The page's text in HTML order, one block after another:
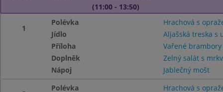
(11:00 - 13:50)
1
Polévka
Hrachová s
Jídlo
Aljašská treska s
Příloha
Vařené
Doplněk
Zelný salát s
Nápoj
Jablečný mošt
Polévka Hrachová s